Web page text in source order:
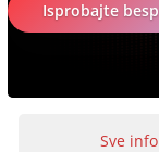
Isprobajte
Sve